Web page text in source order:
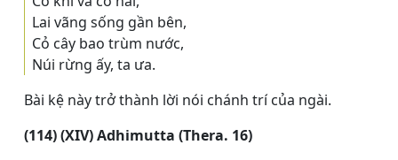
Lai vãng sống gần bên,
Cỏ cây bao trùm nước,
Núi rừng ấy, ta ưa.
Bài kệ này trở thành lời nói chánh trí của ngài.
(114) (XIV) Adhimutta (Thera. 16)